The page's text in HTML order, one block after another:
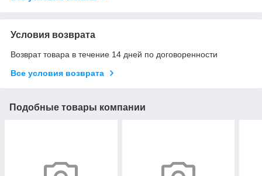
Условия возврата
Возврат товара в течение 14 дней по договоренности
Все условия возврата
Подобные товары компании